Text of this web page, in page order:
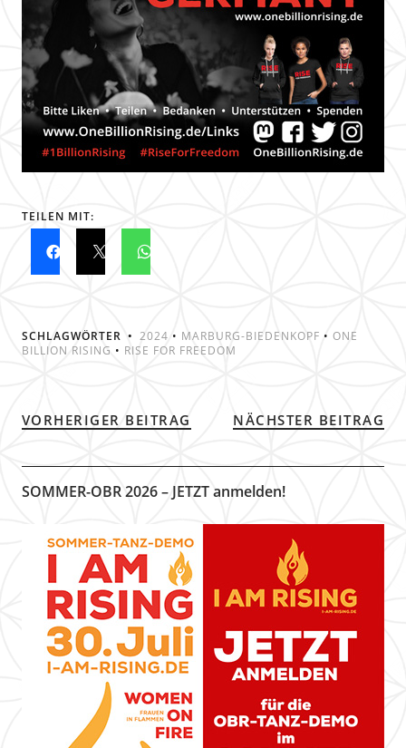
TEILEN MIT:
SCHLAGWÖRTER 2024 • MARBURG-BIEDENKOPF • ONE
BILLION RISING • RISE FOR FREEDOM
VORHERIGER BEITRAG NÄCHSTER BEITRAG
SOMMER-OBR 2026 – JETZT anmelden!